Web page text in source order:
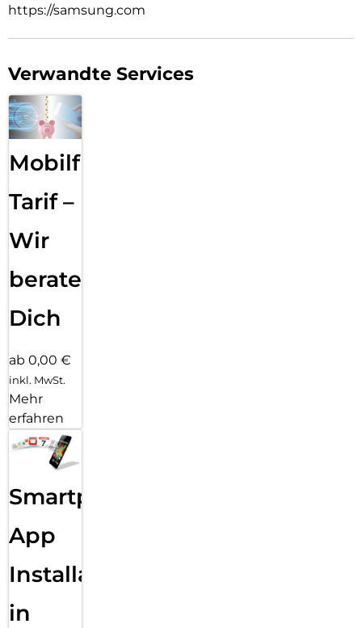
https://samsung.com
Verwandte Services
Mobilfunk
Tarif –
Wir
beraten
Dich
ab 0,00 €
inkl. MwSt.
Mehr
erfahren
Smartphone
App
Installation
in